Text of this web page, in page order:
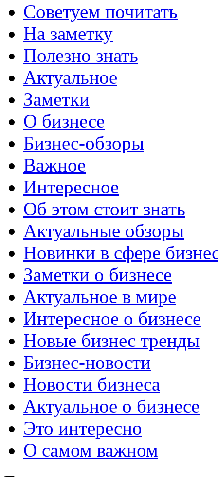
Советуем почитать
На заметку
Полезно знать
Актуальное
Заметки
О бизнесе
Бизнес-обзоры
Важное
Интересное
Об этом стоит знать
Актуальные обзоры
Новинки в сфере
Заметки о бизнесе
Актуальное в мире
Интересное о бизнесе
Новые бизнес тренды
Бизнес-новости
Новости бизнеса
Актуальное о бизнесе
Это интересно
О самом важном